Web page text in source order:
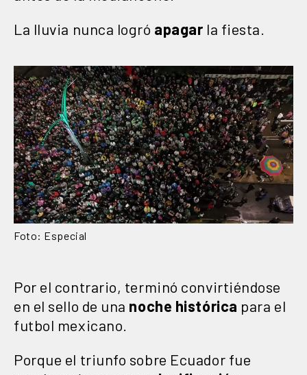
La lluvia nunca logró apagar la fiesta.
Foto: Especial
Por el contrario, terminó convirtiéndose
en el sello de una noche histórica para el
futbol mexicano.
Porque el triunfo sobre Ecuador fue